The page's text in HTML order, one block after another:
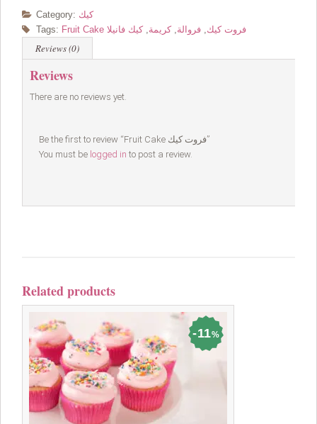
Category: كيك
Tags:
Fruit Cake فروت كيك فروالة ,كريمة ,كيك فانيلا
Reviews (0)
Reviews
There are no reviews yet.
Be the first to review “Fruit Cake فروت كيك”
You must be logged in to post a review.
Related products
11%